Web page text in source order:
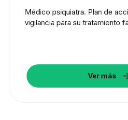
Médico psiquiatra. Plan de
vigilancia para su tratamiento
Ver más